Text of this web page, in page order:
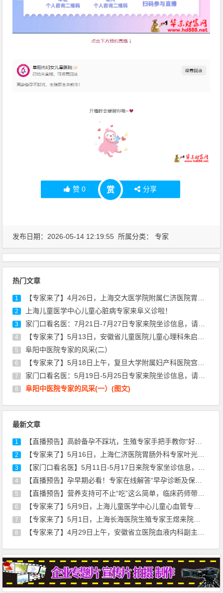
赞 0 赏 分享
发布日期：2026-05-14 12:19:55 所属分类：专家
热门文章
1 【专家来了】4月26日，上海交大医学院附属仁济医院胃肠外科专家陈建军来院坐诊
2 上海儿童医学中心儿童心脏病专家来阜义诊啦！
3 家门口看名医：7月21日-7月27日专家来院坐诊信息，请查收！
4 【专家来了】5月13日，安徽省儿童医院儿童心理科朱启东医生来院坐诊通知
5 阜阳中医院专家的风采(二）
6 【专家来了】5月18日上午，复旦大学附属妇产科医院宫颈疾病专家丰华来院坐诊通知
7 家门口看名医：5月19日-5月25日专家来院坐诊信息，请查收！
8 阜阳中医院专家的风采(一）(图文)
最新文章
1 【直播预告】高龄备孕不踩坑，生殖专家手把手教你“好孕”秘诀！
2 【专家来了】5月16日，上海仁济医院胃肠外科专家叶光耀来院坐诊通知
3 【家门口看名医】5月11日-5月17日来院专家坐诊信息，请查收！
4 【直播预告】孕早期必看！专家在线解答“早孕诊断及保胎治疗”
5 【直播预告】营养支持可不止“吃”这么简单，临床药师带你走出误区
6 【专家来了】5月9日，上海儿童医学中心儿童心血管专家刘廷亮教授来院坐诊
7 【专家来了】5月1日，上海长海医院生殖专家王煜来院通知
8 【专家来了】4月29日上午，安徽省立医院血液内科副主任医师薛磊来院坐诊通知